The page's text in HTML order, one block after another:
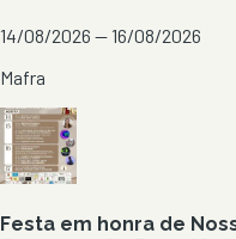
14/08/2026 — 16/08/2026
Mafra
Festa em honra de